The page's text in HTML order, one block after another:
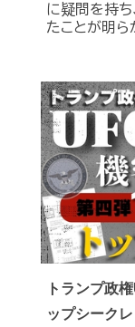
に疑問を持
たことが明ら
トランプ政
ップシークレ